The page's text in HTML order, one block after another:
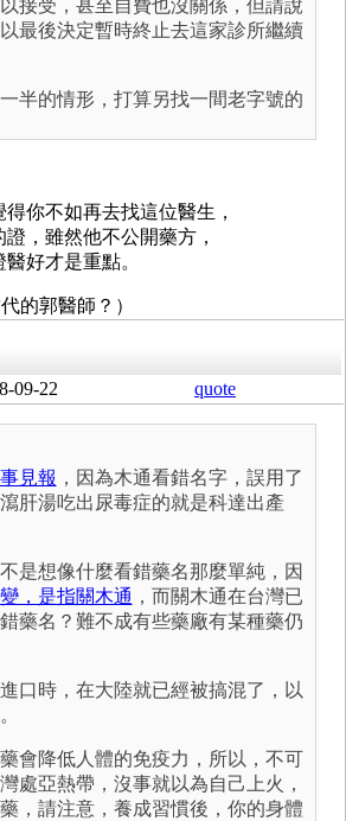
接受，甚至自費也沒關係，但請說
最後決定暫時終止去這家診所繼續
半的情形，打算另找一間老字號的
你不如再去找這位醫生，
，雖然他不公開藥方，
好才是重點。
的郭醫師？）
09-22 quote
見報 ，因為木通看錯名字，誤用了
肝湯吃出尿毒症的就是科達出產
是想像什麼看錯藥名那麼單純，因
，是指關木通 ，而關木通在台灣已
藥名？難不成有些藥廠有某種藥仍
口時，在大陸就已經被搞混了，以
會降低人體的免疫力，所以，不可
處亞熱帶，沒事就以為自己上火，
，請注意，養成習慣後，你的身體